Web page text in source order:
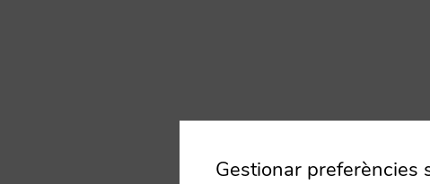
Gestionar preferències